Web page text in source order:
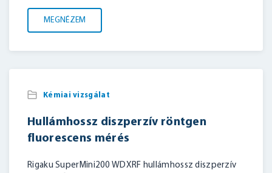
MEGNÉZEM
Kémiai vizsgálat
Hullámhossz diszperzív röntgen
fluorescens mérés
Rigaku SuperMini200 WDXRF hullámhossz diszperzív